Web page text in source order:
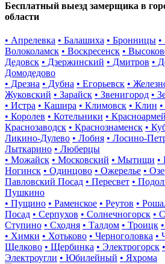
Бесплатный выезд замерщика в
области
• Апрелевка • Балашиха • Бронницы
Волоколамск • Воскресенск •
Дедовск • Дзержинский • Дмитров •
Домодедово
• Дрезна • Дубна • Егорьевск •
Жуковский • Зарайск • Звенигород •
• Истра • Кашира • Климовск • Клин
• Королев • Котельники •
Краснозаводск • Краснознаменск •
Ликино-Дулево • Лобня • Лосино-
Лыткарино • Люберцы
• Можайск • Московский • Мытищи •
Ногинск • Одинцово • Ожерелье •
Павловский Посад • Пересвет •
Пушкино
• Пущино • Раменское • Реутов •
Посад • Серпухов • Солнечногорск •
Ступино • Сходня • Талдом • Троицк
• Химки • Хотьково • Черноголовка •
Щелково • Щербинка • Электрогорск
Электроугли • Юбилейный • Яхрома